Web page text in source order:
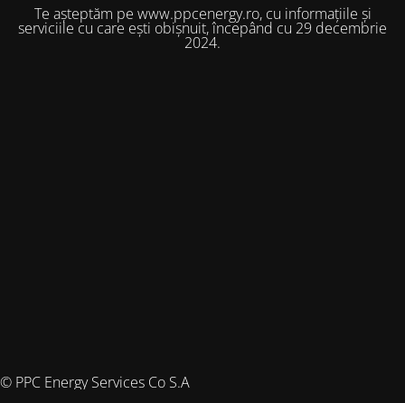
Te așteptăm pe www.ppcenergy.ro, cu informațiile și
serviciile cu care ești obișnuit, începând cu 29 decembrie
2024.
© PPC Energy Services Co S.A